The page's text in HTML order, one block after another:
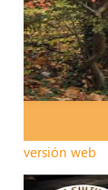
versión web